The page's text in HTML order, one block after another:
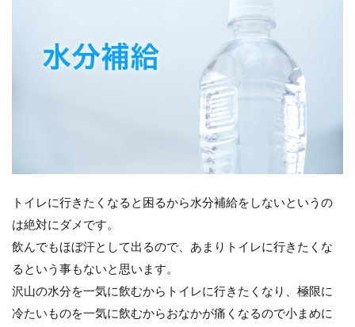
トイレに行きたくなると困るから水分補給をしないというの
は絶対にダメです。
飲んでもほぼ汗として出るので、あまりトイレに行きたくな
るという事もないと思います。
沢山の水分を一気に飲むからトイレに行きたくなり、極限に
冷たいものを一気に飲むからおなかが痛くなるので小まめに